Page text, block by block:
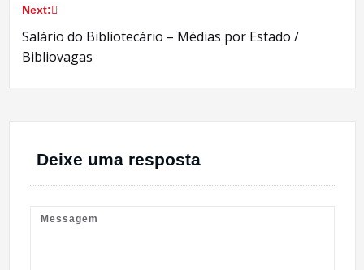
Post
Next:
Salário do Bibliotecário – Médias por Estado /
Bibliovagas
Deixe uma resposta